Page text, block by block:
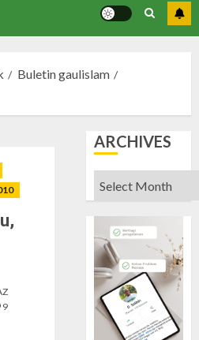
Buletin gaulislam
9
ARCHIVES
Archives